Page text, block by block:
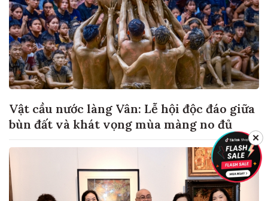
Vật cầu nước làng Vân: Lễ hội độc đáo giữa
bùn đất và khát vọng mùa màng no đủ
✕